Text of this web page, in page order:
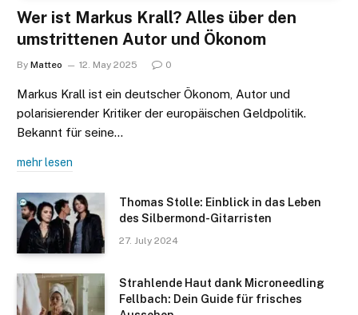
Wer ist Markus Krall? Alles über den
umstrittenen Autor und Ökonom
By Matteo 12. May 2025 0
Markus Krall ist ein deutscher Ökonom, Autor und
polarisierender Kritiker der europäischen Geldpolitik.
Bekannt für seine…
mehr lesen
Thomas Stolle: Einblick in das Leben
des Silbermond-Gitarristen
27. July 2024
Strahlende Haut dank Microneedling
Fellbach: Dein Guide für frisches